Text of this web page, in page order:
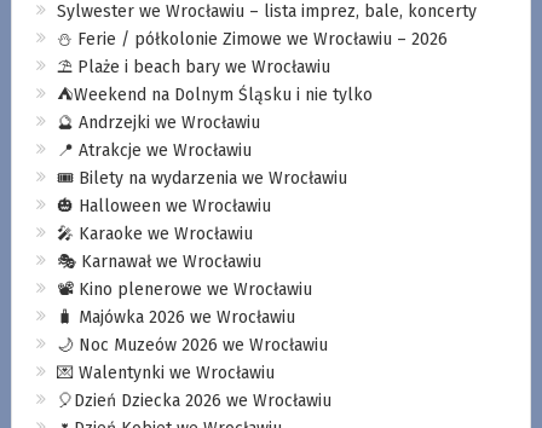
Sylwester we Wrocławiu – lista imprez, bale, koncerty
⛄️ Ferie / półkolonie Zimowe we Wrocławiu – 2026
⛱️ Plaże i beach bary we Wrocławiu
⛺️Weekend na Dolnym Śląsku i nie tylko
🔮 Andrzejki we Wrocławiu
📍 Atrakcje we Wrocławiu
🎟️ Bilety na wydarzenia we Wrocławiu
🎃 Halloween we Wrocławiu
🎤 Karaoke we Wrocławiu
🎭 Karnawał we Wrocławiu
📽️ Kino plenerowe we Wrocławiu
🧳 Majówka 2026 we Wrocławiu
🌙 Noc Muzeów 2026 we Wrocławiu
💌 Walentynki we Wrocławiu
🎈Dzień Dziecka 2026 we Wrocławiu